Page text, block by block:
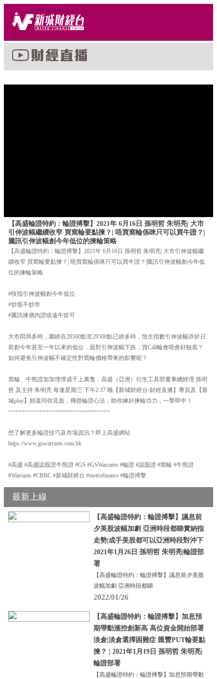
【高盛輪證特約：輪證搏擊】2021年 6月16日 孫明哲 朱明亮| 大市
引伸波幅繼續收窄 買窩輪要點揀？| 唔買窩輪係咪只可以買牛證？|
騰訊引伸波幅創今年低位的揀輪策略
【高盛輪證特約：輪證搏擊】2021年 6月16日 孫明哲 朱明亮| 大市引伸波幅繼
續收窄 買窩輪要點揀？| 唔買窩輪係咪只可以買牛證？|騰訊引伸波幅創今年低
位的揀輪策略
#恆指引伸波幅創今年低位
#炒股不炒市
#騰訊揀價內證或遠牛皆可
大市悶局多時，圍繞在28500點至29500點已經多時，恆生指數引伸波幅亦於日
前創今年甚至一年以來的低位，面對引伸波幅下跌，買Call輪會唔會好蝕底？
如何避免引伸波幅不確定性對窩輪價格帶來的影響呢？
窩輪、牛熊證加加埋埋成千上萬隻，高盛（亞洲）衍生工具部董事總經理 孫明
哲 及主持 朱明亮 每逢星期三 下午2:37 喺【新城財經台-財經直播】專頁及【新
城play】頻道同你見面，傳授輪證心法，助你練好揀輪功力，一擊即中！
==============================
想了解更多輪證技巧及市場資訊？即上高盛網站
https://www.gswarrants.com.hk
#高盛 #高盛認股證牛熊證 #GS #GSWarrants #輪證 #認股證 #窩輪 #牛熊證
#Warrants #CBBC #新城財經台 #metrofinance #輪證搏擊
最新上線
【高盛輪證特約：輪證搏擊】議息前
夕美股波幅加劇 亞洲時段都睇實納指
走勢|成手美股都可以亞洲時段對沖下
2021年1月26日 孫明哲 朱明亮|輪證部
署
【高盛輪證特約：輪證搏擊】議息前夕美股
波幅加劇 亞洲時段都睇
2022/01/26
【高盛輪證特約：輪證搏擊】加息預
期帶動滙控創新高 高位資金開始部署
淡倉|淡倉選擇困難症 匯豐PUT輪要點
揀？ | 2021年1月19日 孫明哲 朱明亮|
輪證部署
【高盛輪證特約：輪證搏擊】加息預期帶動